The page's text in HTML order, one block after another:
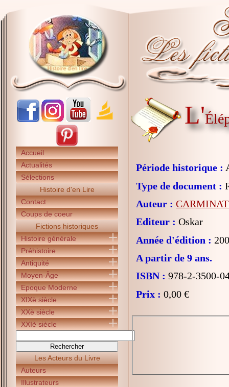
Accueil
Actualités
Sélections
Histoire d'en Lire
Contact
Coups de coeur
Fictions historiques
Histoire générale
Préhistoire
Antiquité
Moyen-Âge
Epoque Moderne
XIXè siècle
XXè siècle
XXIè siècle
Les Acteurs du Livre
Auteurs
Illustrateurs
L'
Période historique :
Type de document :
Auteur :
Editeur : Oskar
Année d'édition :
A partir de 9 ans.
ISBN : 978-2-3500-
Prix : 0,00 €